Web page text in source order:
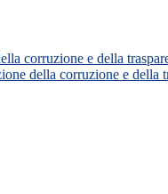
corruzione e della
della corruzione e della